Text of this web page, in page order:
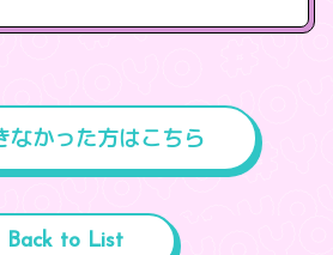
なかった方はこちら
Back to List